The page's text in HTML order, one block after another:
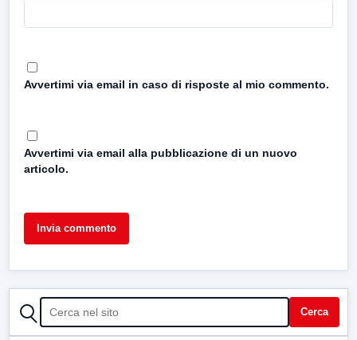
Avvertimi via email in caso di risposte al mio commento.
Avvertimi via email alla pubblicazione di un nuovo
articolo.
CERCA Cerca